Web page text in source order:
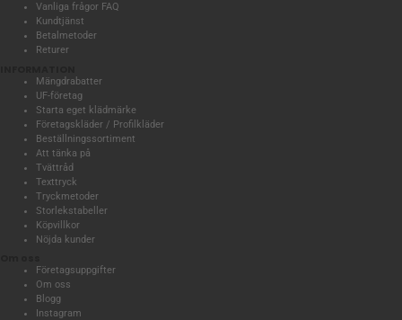
Vanliga frågor FAQ
Kundtjänst
Betalmetoder
Returer
Mängdrabatter
UF-företag
Starta eget klädmärke
Företagskläder / Profilkläder
Beställningssortiment
Att tänka på
Tvättråd
Texttryck
Tryckmetoder
Storlekstabeller
Köpvillkor
Nöjda kunder
Företagsuppgifter
Om oss
Blogg
Instagram